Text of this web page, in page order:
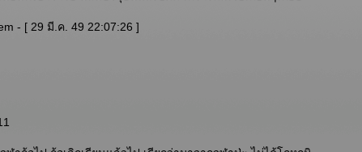
- [ 29 มี.ค. 49 22:07:26 ]